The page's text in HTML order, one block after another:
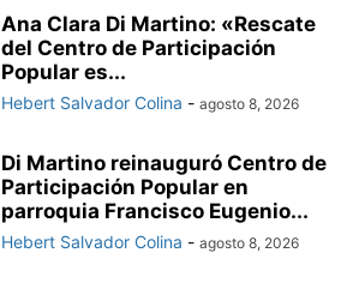
Ana Clara Di Martino: «Rescate
del Centro de Participación
Popular es...
Hebert Salvador Colina - agosto 8, 2026
Di Martino reinauguró Centro de
Participación Popular en
parroquia Francisco Eugenio...
Hebert Salvador Colina - agosto 8, 2026